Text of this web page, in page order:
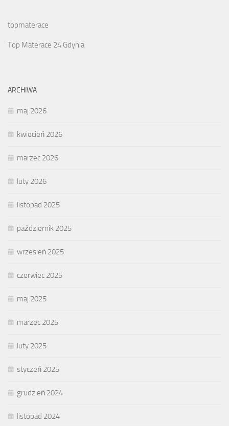
topmaterace
Top Materace 24 Gdynia
ARCHIWA
maj 2026
kwiecień 2026
marzec 2026
luty 2026
listopad 2025
październik 2025
wrzesień 2025
czerwiec 2025
maj 2025
marzec 2025
luty 2025
styczeń 2025
grudzień 2024
listopad 2024